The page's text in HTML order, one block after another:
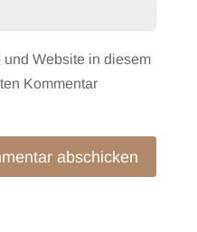
Website in diesem
Kommentar
abschicken